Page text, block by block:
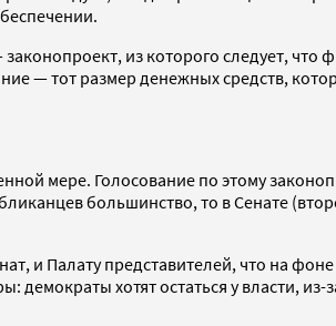
из которого следует, что
— тот размер денежных средств,
мере. Голосование по этому
большинство, то в Сенате
и Палату представителей, что на
демократы хотят остаться у власти,